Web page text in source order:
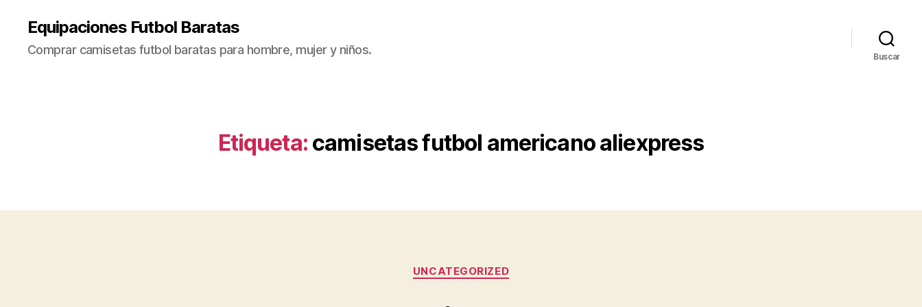
Equipaciones Futbol Baratas
Comprar camisetas futbol baratas para hombre, mujer y niños. Buscar
Etiqueta: camisetas futbol americano aliexpress
Categorías
UNCATEGORIZED